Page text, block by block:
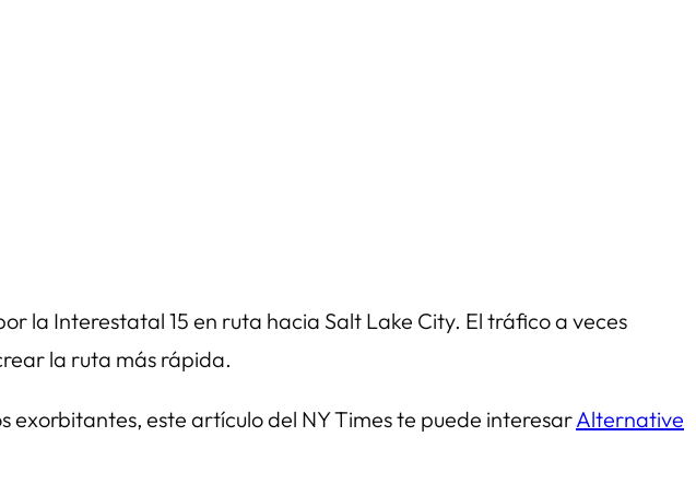
la Interestatal 15 en ruta hacia Salt Lake City. El tráfico a veces
la ruta más rápida.
exorbitantes, este artículo del NY Times te puede interesarAlternative